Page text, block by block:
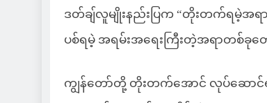
ဒတ်ချ်လူမျိုးနည်းပြက “တိုးတက်ရမဲ့အရာ
ပစ်ရမဲ့ အရမ်းအရေးကြီးတဲ့အရာတစ်ခုတ
ကျွန်တော်တို့ တိုးတက်အောင် လုပ်ဆေ